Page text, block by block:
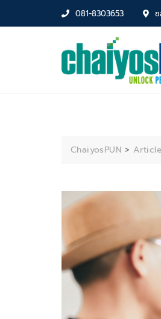
081-8303653
ChaiyosPUN >